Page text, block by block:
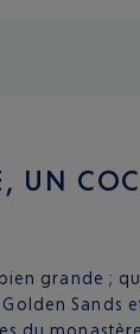
UN
bien grande ;
Sands
du